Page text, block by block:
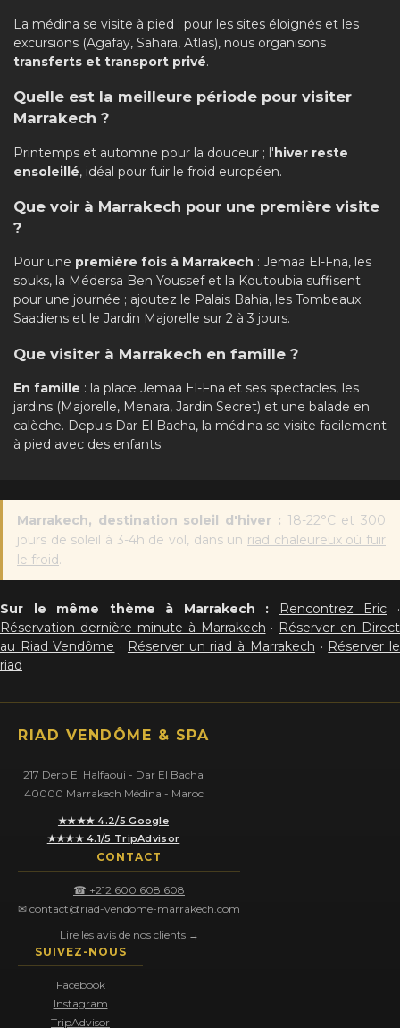
La médina se visite à pied ; pour les sites éloignés et les
excursions (Agafay, Sahara, Atlas), nous organisons
transferts et transport privé.
Quelle est la meilleure période pour visiter
Marrakech ?
Printemps et automne pour la douceur ; l'hiver reste
ensoleillé, idéal pour fuir le froid européen.
Que voir à Marrakech pour une première visite
?
Pour une première fois à Marrakech : Jemaa El-Fna, les
souks, la Médersa Ben Youssef et la Koutoubia suffisent
pour une journée ; ajoutez le Palais Bahia, les Tombeaux
Saadiens et le Jardin Majorelle sur 2 à 3 jours.
Que visiter à Marrakech en famille ?
En famille : la place Jemaa El-Fna et ses spectacles, les
jardins (Majorelle, Menara, Jardin Secret) et une balade en
calèche. Depuis Dar El Bacha, la médina se visite facilement
à pied avec des enfants.
Marrakech, destination soleil d'hiver : 18-22°C et 300
jours de soleil à 3-4h de vol, dans un riad chaleureux où fuir
le froid.
Sur le même thème à Marrakech : Rencontrez Eric ·
Réservation dernière minute à Marrakech · Réserver en Direct
au Riad Vendôme · Réserver un riad à Marrakech · Réserver le
riad
RIAD VENDÔME & SPA
217 Derb El Halfaoui - Dar El Bacha
40000 Marrakech Médina - Maroc
★★★★ 4.2/5 Google
★★★★ 4.1/5 TripAdvisor
CONTACT
☎ +212 600 608 608
✉ contact@riad-vendome-marrakech.com
Lire les avis de nos clients →
SUIVEZ-NOUS
Facebook
Instagram
TripAdvisor